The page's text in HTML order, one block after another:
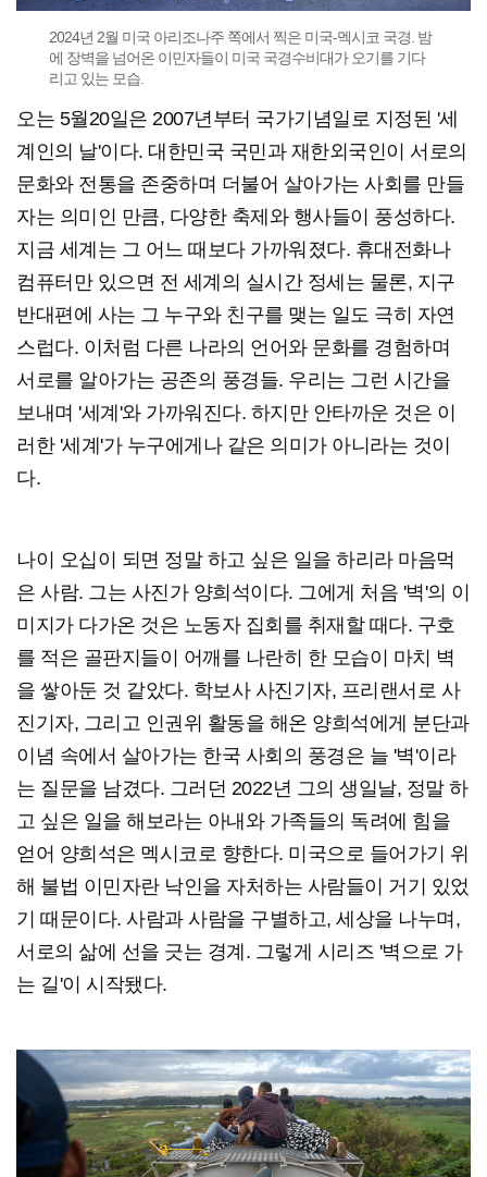
2024년 2월 미국 아리조나주 쪽에서 찍은 미국-멕시코 국경. 밤
에 장벽을 넘어온 이민자들이 미국 국경수비대가 오기를 기다
리고 있는 모습.
오는 5월20일은 2007년부터 국가기념일로 지정된 '세
계인의 날'이다. 대한민국 국민과 재한외국인이 서로의
문화와 전통을 존중하며 더불어 살아가는 사회를 만들
자는 의미인 만큼, 다양한 축제와 행사들이 풍성하다.
지금 세계는 그 어느 때보다 가까워졌다. 휴대전화나
컴퓨터만 있으면 전 세계의 실시간 정세는 물론, 지구
반대편에 사는 그 누구와 친구를 맺는 일도 극히 자연
스럽다. 이처럼 다른 나라의 언어와 문화를 경험하며
서로를 알아가는 공존의 풍경들. 우리는 그런 시간을
보내며 '세계'와 가까워진다. 하지만 안타까운 것은 이
러한 '세계'가 누구에게나 같은 의미가 아니라는 것이
다.
나이 오십이 되면 정말 하고 싶은 일을 하리라 마음먹
은 사람. 그는 사진가 양희석이다. 그에게 처음 '벽'의 이
미지가 다가온 것은 노동자 집회를 취재할 때다. 구호
를 적은 골판지들이 어깨를 나란히 한 모습이 마치 벽
을 쌓아둔 것 같았다. 학보사 사진기자, 프리랜서로 사
진기자, 그리고 인권위 활동을 해온 양희석에게 분단과
이념 속에서 살아가는 한국 사회의 풍경은 늘 '벽'이라
는 질문을 남겼다. 그러던 2022년 그의 생일날, 정말 하
고 싶은 일을 해보라는 아내와 가족들의 독려에 힘을
얻어 양희석은 멕시코로 향한다. 미국으로 들어가기 위
해 불법 이민자란 낙인을 자처하는 사람들이 거기 있었
기 때문이다. 사람과 사람을 구별하고, 세상을 나누며,
서로의 삶에 선을 긋는 경계. 그렇게 시리즈 '벽으로 가
는 길'이 시작됐다.